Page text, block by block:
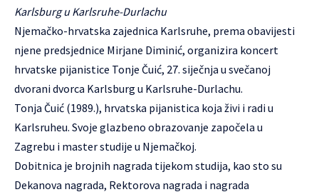
Karlsburg u Karlsruhe-Durlachu
Njemačko-hrvatska zajednica Karlsruhe, prema obavijesti
njene predsjednice Mirjane Diminić, organizira koncert
hrvatske pijanistice Tonje Čuić, 27. siječnja u svečanoj
dvorani dvorca Karlsburg u Karlsruhe-Durlachu.
Tonja Čuić (1989.), hrvatska pijanistica koja živi i radi u
Karlsruheu. Svoje glazbeno obrazovanje započela u
Zagrebu i master studije u Njemačkoj.
Dobitnica je brojnih nagrada tijekom studija, kao sto su
Dekanova nagrada, Rektorova nagrada i nagrada